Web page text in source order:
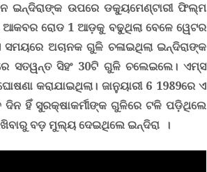
ଇନ୍ଦିରାଙ୍କ ଉପରେ ଡକ୍ୟୁମେଣ୍ଟାରୀ ଫିଲ୍ମ
ଆକବର ରୋଡ 1 ଆଡ଼କୁ ବଢୁଥିଲା ବେଳେ ୱେଟର
ଅଚାନକ ଗୁଳି ଚଳାଇଥିଲା ଇନ୍ଦିରାଙ୍କ
ସତୱନ୍ତ ସିହଂ 30ଟି ଗୁଳି ଚଲେଇଲେ। ଏମ୍ସ
କରାଯାଇଥିଲା। ଜାନୁୟାରୀ 6 1989ରେ ଏ
ଦିନ ହିଁ ସୁରକ୍ଷାକର୍ମୀଙ୍କ ଗୁଳିରେ ଟଳି ପଡ଼ିଥିଲେ
ବଡ଼ ମୁଲ୍ୟ ଦେଇଥିଲେ ଇନ୍ଦିରା ।